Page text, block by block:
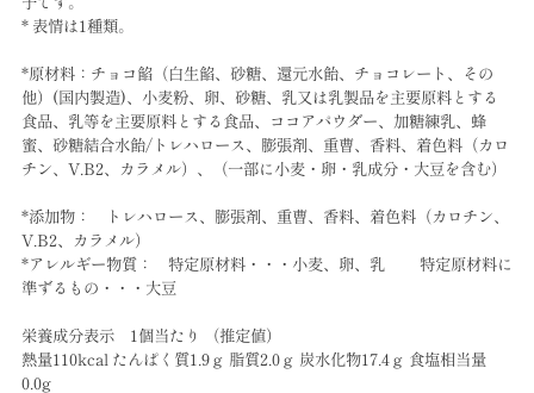
* 表情は1種類。
*原材料：チョコ餡（白生餡、砂糖、還元水飴、チョコレート、その
他）(国内製造)、小麦粉、卵、砂糖、乳又は乳製品を主要原料とする
食品、乳等を主要原料とする食品、ココアパウダー、加糖練乳、蜂
蜜、砂糖結合水飴/トレハロース、膨張剤、重曹、香料、着色料（カロ
チン、V.B2、カラメル）、（一部に小麦・卵・乳成分・大豆を含む）
*添加物： トレハロース、膨張剤、重曹、香料、着色料（カロチン、
V.B2、カラメル）
*アレルギー物質： 特定原材料・・・小麦、卵、乳 特定原材料に
準ずるもの・・・大豆
栄養成分表示 1個当たり （推定値）
熱量110kcal たんぱく質1.9ｇ 脂質2.0ｇ 炭水化物17.4ｇ 食塩相当量
0.0g